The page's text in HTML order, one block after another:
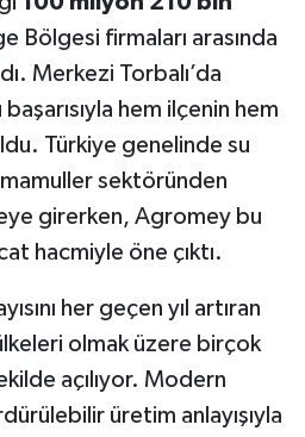
Bölgesi firmaları arasında
Merkezi Torbalı’da
hem ilçenin hem
Türkiye genelinde su
sektöründen
girerken, Agromey bu
hacmiyle öne çıktı.
her geçen yıl artıran
olmak üzere birçok
açılıyor. Modern
üretim anlayışıyla